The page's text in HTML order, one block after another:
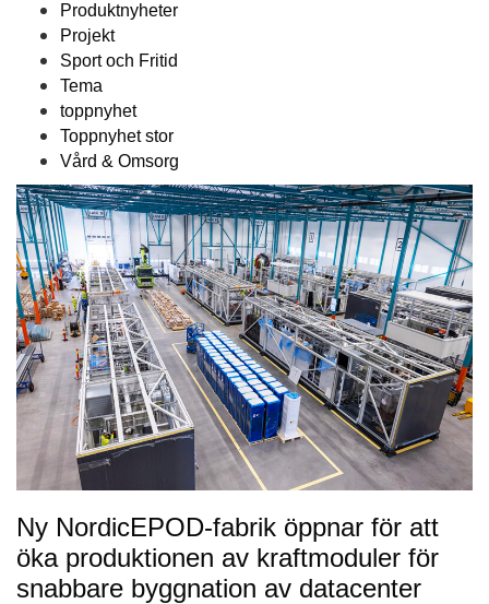
Produktnyheter
Projekt
Sport och Fritid
Tema
toppnyhet
Toppnyhet stor
Vård & Omsorg
Ny NordicEPOD-fabrik öppnar för att
öka produktionen av kraftmoduler för
snabbare byggnation av datacenter